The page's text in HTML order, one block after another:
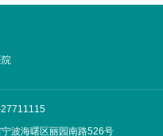
波海曙区丽园南路526号